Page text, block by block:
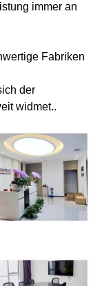
immer an
Fabriken
der
widmet..